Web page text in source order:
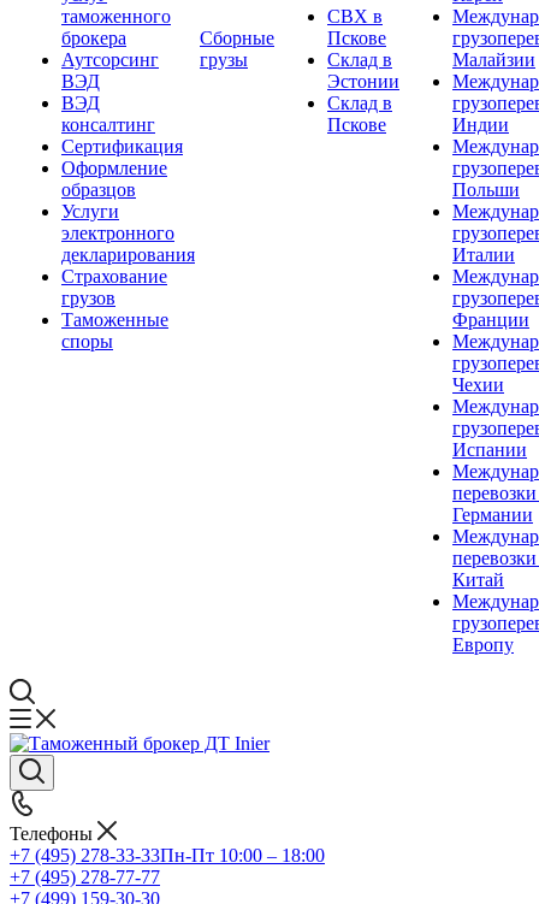
таможенного
брокера
Аутсорсинг
ВЭД
ВЭД
консалтинг
Сертификация
Оформление
образцов
Услуги
электронного
декларирования
Страхование
грузов
Таможенные
споры
Сборные
грузы
СВХ в
Пскове
Склад в
Эстонии
Склад в
Пскове
Малайзии
Индии
Польши
Италии
Франции
Чехии
Испании
Германии
Китай
Европу
Телефоны
+7 (495) 278-33-33Пн-Пт 10:00 – 18:00
+7 (495) 278-77-77
+7 (499) 159-30-30